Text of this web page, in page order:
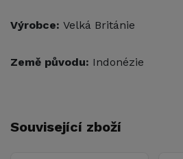
Výrobce: Velká Británie
Země původu: Indonézie
Související zboží